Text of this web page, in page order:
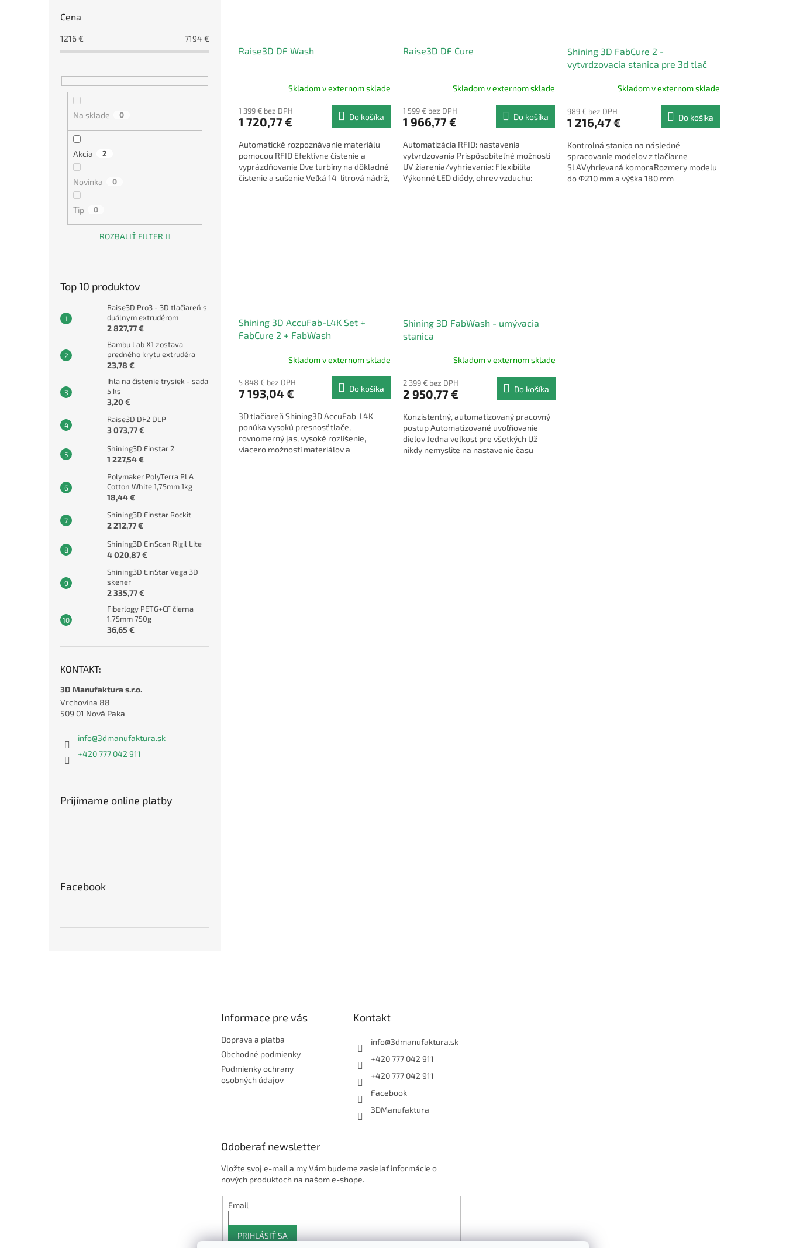
Cena
1216€ 7194 €
Na sklade 0
Akcia 2
Novinka 0
Tip 0
ROZBALIŤ FILTER
Top 10 produktov
Raise3D Pro3 - 3D tlačiareň s
duálnym extrudérom
2 827,77 €
Bambu Lab X1 zostava
predného krytu extrudéra
23,78 €
Ihla na čistenie trysiek - sada
5 ks
3,20 €
Raise3D DF2 DLP
3 073,77 €
Shining3D Einstar 2
1 227,54 €
Polymaker PolyTerra PLA
Cotton White 1,75mm 1kg
18,44 €
Shining3D Einstar Rockit
2 212,77 €
Shining3D EinScan Rigil Lite
4 020,87 €
Shining3D EinStar Vega 3D
skener
2 335,77 €
Fiberlogy PETG+CF čierna
1,75mm 750g
36,65 €
KONTAKT:
3D Manufaktura s.r.o.
Vrchovina 88
509 01 Nová Paka
info@3dmanufaktura.sk
+420 777 042 911
Prijímame online platby
Facebook
Raise3D DF Wash
Skladom v externom sklade
1 399 € bez DPH
1 720,77 € Do košíka
Automatické rozpoznávanie materiálu
pomocou RFID Efektívne čistenie a
vyprázdňovanie Dve turbíny na dôkladné
čistenie a sušenie Veľká 14-litrová nádrž,
všestranné čistenie...
Raise3D DF Cure
Skladom v externom sklade
1 599 € bez DPH
1 966,77 € Do košíka
Automatizácia RFID: nastavenia
vytvrdzovania Prispôsobiteľné možnosti
UV žiarenia/vyhrievania: Flexibilita
Výkonné LED diódy, ohrev vzduchu:
Výkonný Ošetrenie veľkých dielov:...
Shining 3D FabCure 2 -
vytvrdzovacia stanica pre 3d tlač
Skladom v externom sklade
989 € bez DPH
1 216,47 € Do košíka
Kontrolná stanica na následné
spracovanie modelov z tlačiarne
SLAVyhrievaná komoraRozmery modelu
do Φ210 mm a výška 180 mm
Shining 3D AccuFab-L4K Set +
FabCure 2 + FabWash
Skladom v externom sklade
5 848 € bez DPH
7 193,04 € Do košíka
3D tlačiareň Shining3D AccuFab-L4K
ponúka vysokú presnosť tlače,
rovnomerný jas, vysoké rozlíšenie,
viacero možností materiálov a
Shining 3D FabWash - umývacia
stanica
Skladom v externom sklade
2 399 € bez DPH
2 950,77 € Do košíka
Konzistentný, automatizovaný pracovný
postup Automatizované uvoľňovanie
dielov Jedna veľkosť pre všetkých Už
nikdy nemyslite na nastavenie času
Informace pre vás
Doprava a platba
Obchodné podmienky
Podmienky ochrany
osobných údajov
Kontakt
info@3dmanufaktura.sk
+420 777 042 911
+420 777 042 911
Facebook
3DManufaktura
Odoberať newsletter
Vložte svoj e-mail a my Vám budeme zasielať informácie o
nových produktoch na našom e-shope.
Email
PRIHLÁSIŤ SA